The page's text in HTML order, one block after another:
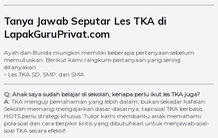
Tanya Jawab Seputar Les TKA di
LapakGuruPrivat.com
Ayah dan Bunda mungkin memiliki beberapa pertanyaan sebelum
memutuskan. Berikut kami rangkum pertanyaan yang sering
ditanyakan.
– Les TKA SD, SMP, dan SMA
Q: Anak saya sudah belajar di sekolah, kenapa perlu ikut les TKA juga?
A: TKA menguji pemahaman yang lebih dalam, bukan sekadar hafalan.
Sekolah memang mengajarkan dasar-dasarnya, tapi soal TKA berbasis
HOTS perlu strategi khusus. Tutor kami membantu anak memahami
pola soal dan cara berpikir kritis yang dibutuhkan untuk menjawab soal-
soal TKA secara efektif.